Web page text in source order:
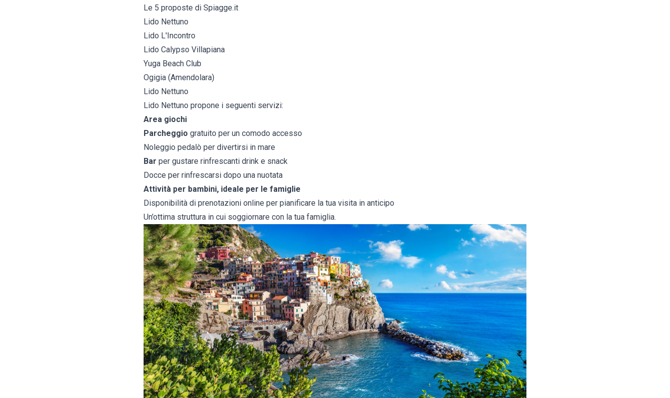
Le 5 proposte di Spiagge.it
Lido Nettuno
Lido L'Incontro
Lido Calypso Villapiana
Yuga Beach Club
Ogigia (Amendolara)
Lido Nettuno
Lido Nettuno propone i seguenti servizi:
Area giochi
Parcheggio gratuito per un comodo accesso
Noleggio pedalò per divertirsi in mare
Bar per gustare rinfrescanti drink e snack
Docce per rinfrescarsi dopo una nuotata
Attività per bambini, ideale per le famiglie
Disponibilità di prenotazioni online per pianificare la tua visita in anticipo
Un’ottima struttura in cui soggiornare con la tua famiglia.